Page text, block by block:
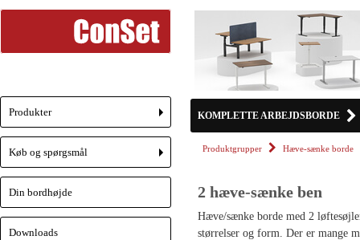
KOMPLETTE ARBEJDSBORDE
Produktgrupper Hæve-sænke borde
2 hæve-sænke ben
Hæve/sænke borde med 2
størrelser og form. Der er mange
+
Produkter
+
Køb og spørgsmål
Din bordhøjde
Downloads